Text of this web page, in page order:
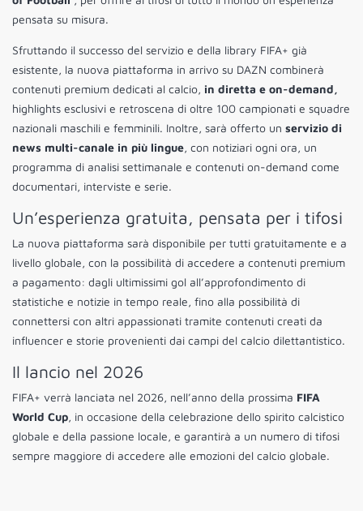
pensata su misura.
Sfruttando il successo del servizio e della library FIFA+ già
esistente, la nuova piattaforma in arrivo su DAZN combinerà
contenuti premium dedicati al calcio, in diretta e on-demand,
highlights esclusivi e retroscena di oltre 100 campionati e squadre
nazionali maschili e femminili. Inoltre, sarà offerto un servizio di
news multi-canale in più lingue, con notiziari ogni ora, un
programma di analisi settimanale e contenuti on-demand come
documentari, interviste e serie.
Un’esperienza gratuita, pensata per i tifosi
La nuova piattaforma sarà disponibile per tutti gratuitamente e a
livello globale, con la possibilità di accedere a contenuti premium
a pagamento: dagli ultimissimi gol all’approfondimento di
statistiche e notizie in tempo reale, fino alla possibilità di
connettersi con altri appassionati tramite contenuti creati da
influencer e storie provenienti dai campi del calcio dilettantistico.
Il lancio nel 2026
FIFA+ verrà lanciata nel 2026, nell’anno della prossima FIFA
World Cup, in occasione della celebrazione dello spirito calcistico
globale e della passione locale, e garantirà a un numero di tifosi
sempre maggiore di accedere alle emozioni del calcio globale.